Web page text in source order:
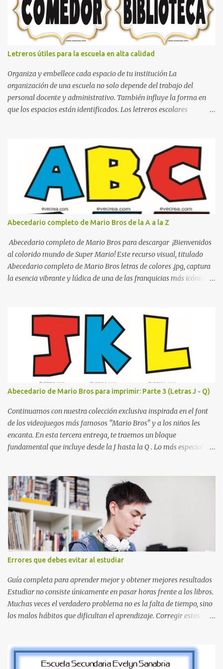
Letreros útiles para la escuela en alta calidad
Organiza y embellece cada espacio de tu institución La
organización de una escuela no solo depende del trabajo del
personal docente y administrativo. También influye la forma en
que los espacios están identificados. Los letreros escolares
decorativo que hace que la institución luzca más ordenada,
moderna y acogedora. Pensando en esta necesidad, he diseñado
una colección de letreros útiles para la escuela con un estilo
elegante, fácil de leer y listo para imprimir en alta calidad. Su
diseño busca combinar funcionalidad y estética, logrando que
cualquier institución educativa proyecte una imagen más
organizada y profesional. ¿Por qué son importantes los letreros
escolares? En una escuela conviven diariamente cientos de
personas. Para quienes visitan la institución por primera vez,
encontrar la biblioteca, la dirección o un aula específica puede
resultar c...
Abecedario completo de Mario Bros de la A a la Z
Abecedario completo de Mario Bros para descargar ¡Bienvenidos
al colorido mundo de Super Mario! Este recurso visual, titulado
Abecedario completo de Mario Bros letras de colores .jpg, captura
la esencia vibrante y lúdica de una de las franquicias más icónicas
tipografía clásica y robusta que los fans han reconocido por
décadas. En esta primera sección, el abecedario nos presenta:
Identidad Visual: Un diseño de bloques con bordes negros gruesos
que resaltan sobre cualquier fondo. Paleta de Colores: Una
secuencia dinámica que alterna entre el rojo de Mario, el verde de
Luigi, y los tonos azul y amarillo clásicos de los elementos del
juego. Contenido Actual: La imagen muestra la organización desde
la letra A hasta la M, estableciendo el estilo geométrico y divertido
que define a toda la colección. Primera parte del juego de letras
in...
Abecedario de Mario Bros para imprimir: Parte 3 (Letras J - Q)
Continuamos con nuestra colección exclusiva inspirada en el font
de los videojuegos más famosos "Mario Bros" y a los niños les
encanta. En esta tercera entrega, te traemos un bloque
fundamental que incluye desde la J hasta la Q . Lo más especial de
desde la J hasta la Q ¿Qué incluye este bloque de letras? En esta
sección de evecrea.com , encontrarás imágenes individuales en alta
resolución de las siguientes letras: Letras vibrantes : La J y la M en
el clásico rojo de la gorra de Mario. Tonos azules : La K y la Ñ , que
destacan por su diseño limpio y audaz. Colores secundarios : La L y
la Q en amarillo brillante, junto con la N y la P en un verde
inspirado en los niveles de los juegos. Formas icónicas : No te
pierdas la letra O , diseñada con ese estilo geométrico tan carac...
Errores que debes evitar al estudiar
Guía completa para aprender mejor y obtener mejores resultados
Estudiar no consiste únicamente en pasar horas frente a los libros.
Muchas veces el verdadero problema no es la falta de tiempo, sino
los malos hábitos que dificultan el aprendizaje. Corregir estos
exámenes, tareas y proyectos escolares. En esta guía descubrirás
cuáles son los errores más comunes al estudiar, por qué afectan tu